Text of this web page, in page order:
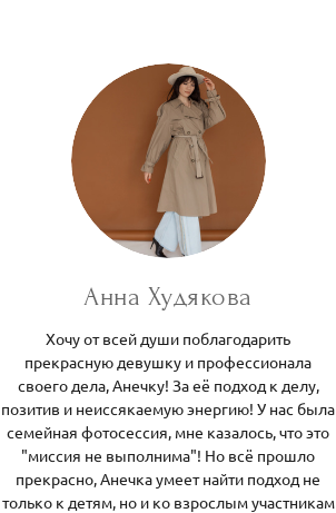
Анна Худякова
Хочу от всей души поблагодарить
прекрасную девушку и профессионала
своего дела, Анечку! За её подход к делу,
позитив и неиссякаемую энергию! У нас была
семейная фотосессия, мне казалось, что это
"миссия не выполнима"! Но всё прошло
прекрасно, Анечка умеет найти подход не
только к детям, но и ко взрослым участникам